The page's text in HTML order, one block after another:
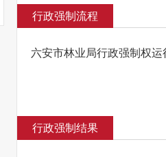
行政强制流程
六安市林业局行政强制权运
行政强制结果